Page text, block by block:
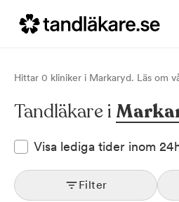
Hittar 0 kliniker i Markaryd. Läs om
Tandläkare i
Visa lediga tider inom
Filter